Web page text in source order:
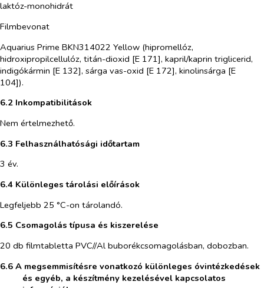
laktóz-monohidrát
Filmbevonat
Aquarius Prime BKN314022 Yellow (hipromellóz,
hidroxipropilcellulóz, titán-dioxid [E 171], kapril/kaprin triglicerid,
indigókármin [E 132], sárga vas-oxid [E 172], kinolinsárga [E
104]).
6.2 Inkompatibilitások
Nem értelmezhető.
6.3 Felhasználhatósági időtartam
3 év.
6.4 Különleges tárolási előírások
Legfeljebb 25 °C-on tárolandó.
6.5 Csomagolás típusa és kiszerelése
20 db filmtabletta PVC//Al buborékcsomagolásban, dobozban.
6.6 A megsemmisítésre vonatkozó különleges óvintézkedések
és egyéb, a készítmény kezelésével kapcsolatos